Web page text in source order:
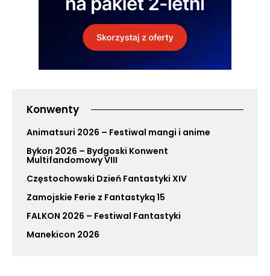
Konwenty
Animatsuri 2026 – Festiwal mangi i anime
Bykon 2026 – Bydgoski Konwent
Multifandomowy VIII
Częstochowski Dzień Fantastyki XIV
Zamojskie Ferie z Fantastyką 15
FALKON 2026 – Festiwal Fantastyki
Manekicon 2026